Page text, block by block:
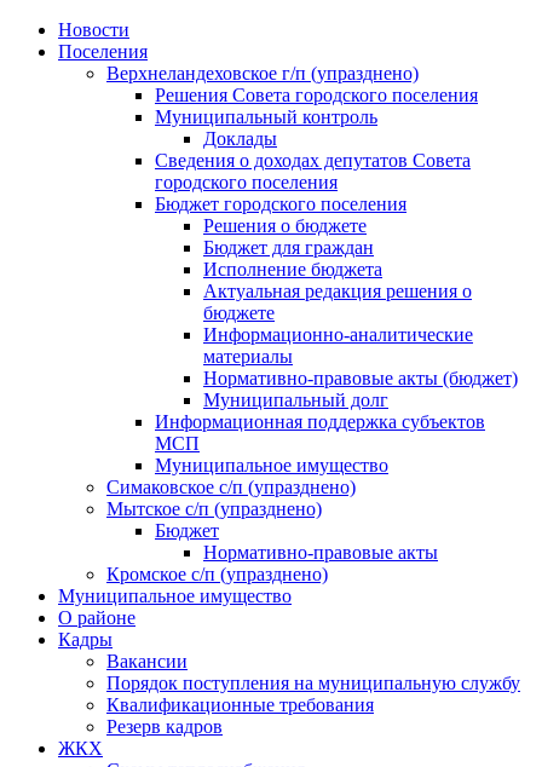
Skip
Новости
Поселения
Верхнеландеховское г/п (упразднено)
Решения Совета городского поселения
Муниципальный контроль
Доклады
Сведения о доходах депутатов Совета
городского поселения
Бюджет городского поселения
Решения о бюджете
Бюджет для граждан
Исполнение бюджета
Актуальная редакция решения о
бюджете
Информационно-аналитические
материалы
Нормативно-правовые акты (бюджет)
Муниципальный долг
Информационная поддержка субъектов
МСП
Муниципальное имущество
Симаковское с/п (упразднено)
Мытское с/п (упразднено)
Бюджет
Нормативно-правовые акты
Кромское с/п (упразднено)
Муниципальное имущество
О районе
Кадры
Вакансии
Порядок поступления на муниципальную службу
Квалификационные требования
Резерв кадров
ЖКХ